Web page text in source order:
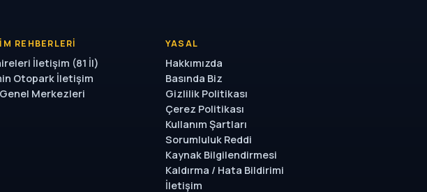
REHBERLERI
İletişim (81 İl)
Otopark İletişim
Merkezleri
YASAL
Hakkımızda
Basında Biz
Gizlilik Politikası
Çerez Politikası
Kullanım Şartları
Sorumluluk Reddi
Kaynak Bilgilendirmesi
Kaldırma / Hata Bildirimi
İletişim